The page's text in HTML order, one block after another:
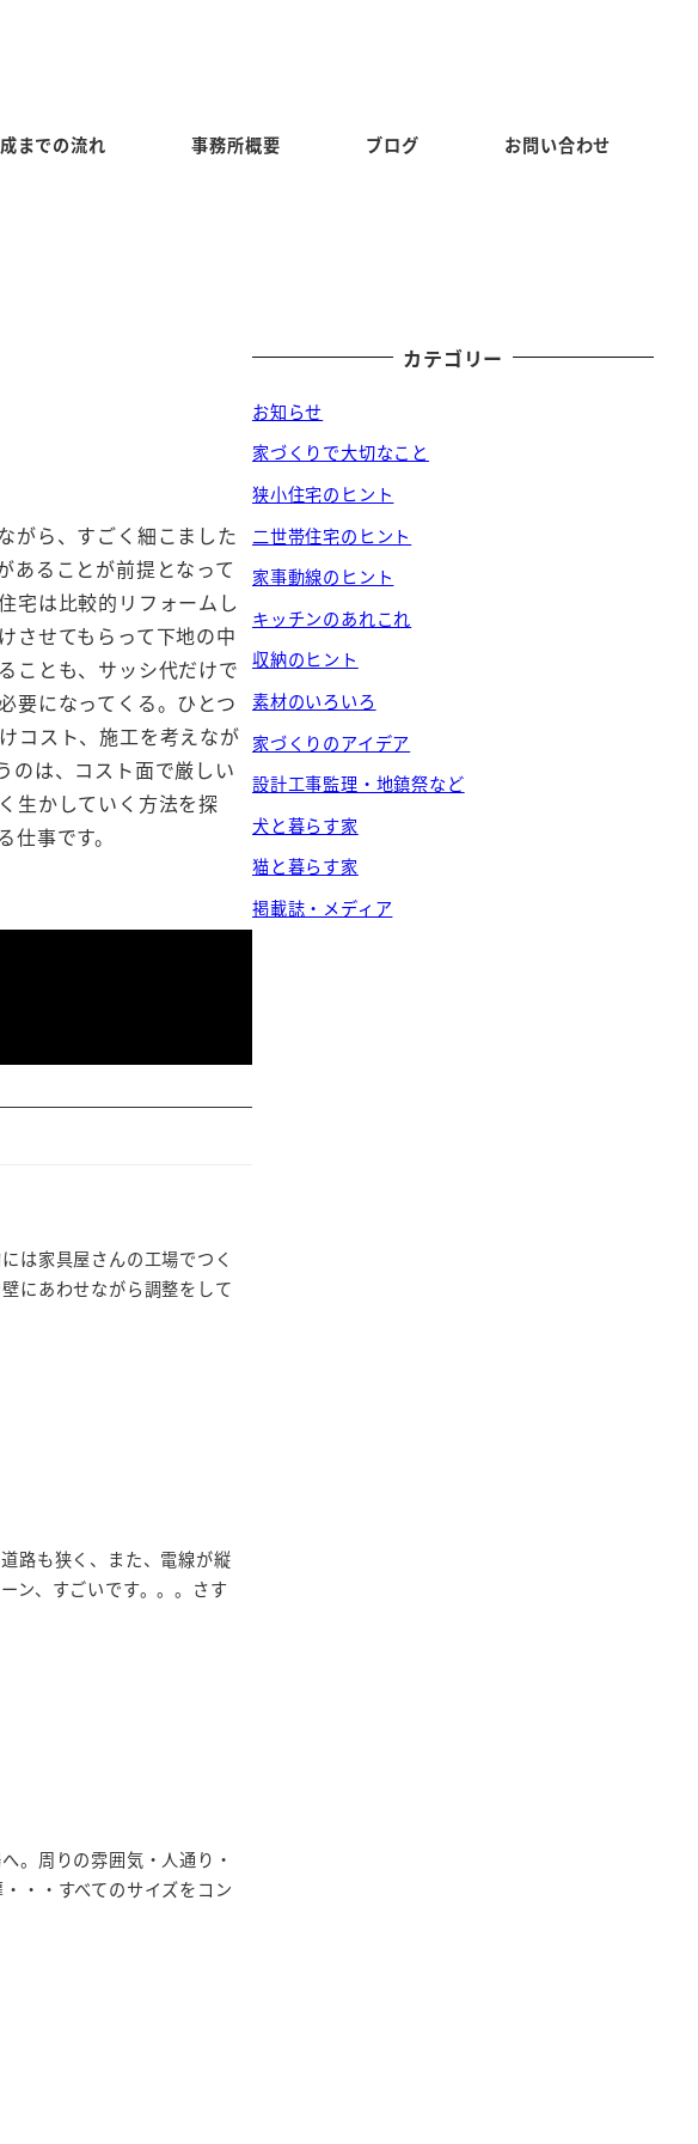
までの流れ 事務所概要 ブログ お問い合わせ
がら、すごく細こました
あることが前提となって
宅は比較的リフォームし
させてもらって下地の中
ことも、サッシ代だけで
要になってくる。ひとつ
コスト、施工を考えなが
のは、コスト面で厳しい
生かしていく方法を探
事です。
は家具屋さんの工場でつく
にあわせながら調整をして
路も狭く、また、電線が縦
ン、すごいです。。。さす
。周りの雰囲気・人通り・
・・すべてのサイズをコン
カテゴリー
お知らせ
家づくりで大切なこと
狭小住宅のヒント
二世帯住宅のヒント
家事動線のヒント
キッチンのあれこれ
収納のヒント
素材のいろいろ
家づくりのアイデア
設計工事監理・地鎮祭など
犬と暮らす家
猫と暮らす家
掲載誌・メディア